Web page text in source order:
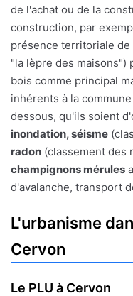
de l'achat ou de la
construction, par
présence territoriale de
"la lèpre des
bois comme principal
inhérents à la
dessous, qu'ils soient
inondation, séisme
radon (classement des
champignons mérules
d'avalanche, transport
L'urbanisme
Cervon
Le PLU à Cervon